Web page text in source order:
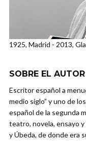
1925, Madrid - 2013,
SOBRE EL AUTOR
Escritor español a
medio siglo” y uno de
español de la segunda
teatro, novela, ensayo
y Úbeda, de donde era